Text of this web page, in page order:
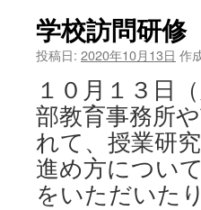
学校訪問研修
投稿日: 2020年10月13日 作
１０月１３日
部教育事務所
れて、授業研
進め方につい
をいただいた